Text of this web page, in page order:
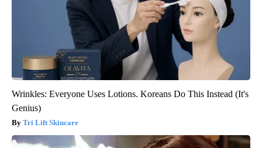
Wrinkles: Everyone Uses Lotions. Koreans Do This Instead (It's
Genius)
Tri Lift Skincare